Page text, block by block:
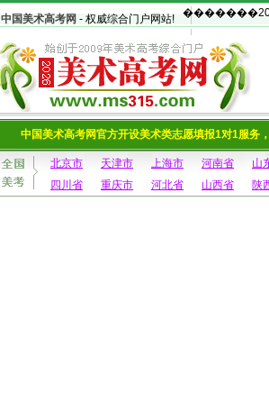
中国美术高考网 - 权威综合门户网站!
中国美术高考网官方开设美术类志愿填报1对1服务
北京市 天津市 上海市 河南省 山
四川省
重庆市 河北省 山西省 陕